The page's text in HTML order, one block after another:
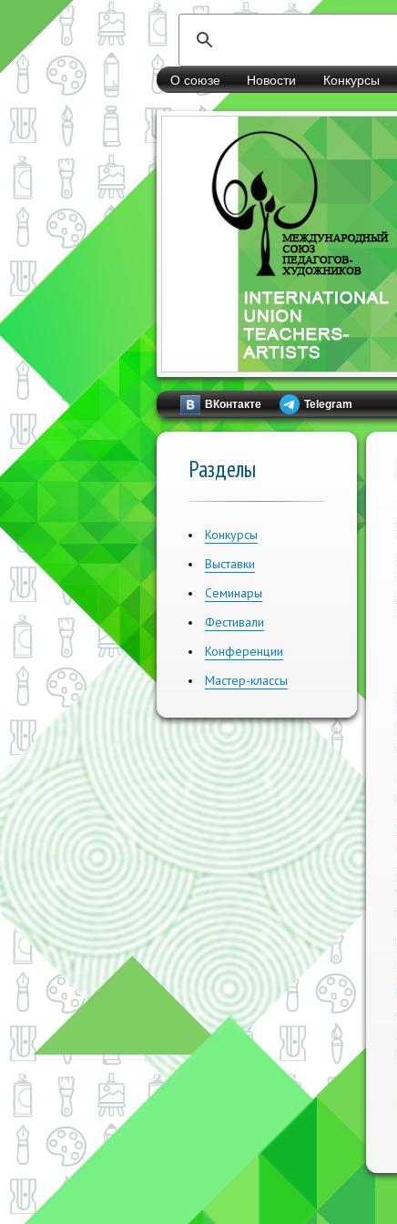
О союзе Новости Конкурсы
ВКонтакте Telegram
Разделы
Конкурсы
Выставки
Семинары
Фестивали
Конференции
Мастер-классы